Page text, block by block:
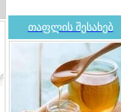
თაფლის შესახებ